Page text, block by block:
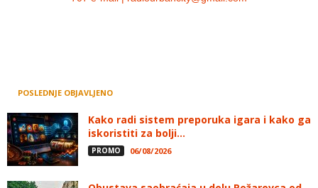
POSLEDNJE OBJAVLJENO
Kako radi sistem preporuka igara i kako ga
iskoristiti za bolji...
PROMO 06/08/2026